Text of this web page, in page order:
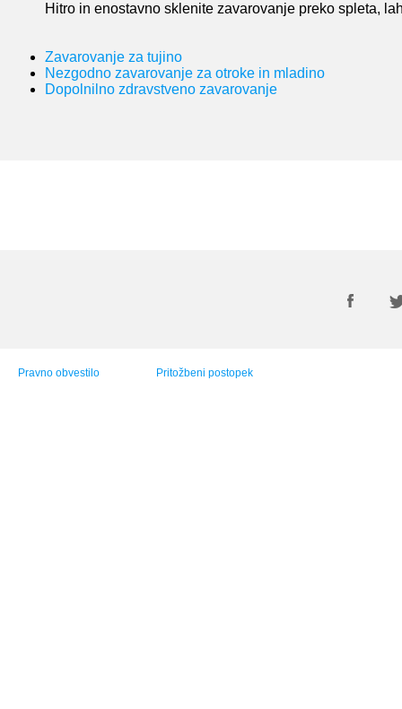
Hitro in enostavno sklenite zavarovanje preko spleta,
Zavarovanje za tujino
Nezgodno zavarovanje za otroke in mladino
Dopolnilno zdravstveno zavarovanje
Pravno obvestilo Pritožbeni postopek